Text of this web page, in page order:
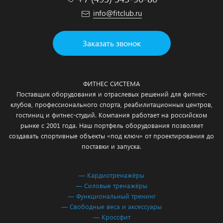
info@fitclub.ru
Заказать звонок
ФИТНЕС СИСТЕМА
Поставщик оборудования и отраслевых решений для фитнес-
клубов, профессионального спорта, реабилитационных центров,
гостиниц и фитнес-студий. Компания работает на российском
рынке с 2001 года. Наш портфель оборудования позволяет
создавать спортивные объекты «под ключ» от проектирования до
поставки и запуска.
— Кардиотренажёры
— Силовые тренажёры
— Функциональный тренинг
— Свободные веса и аксессуары
— Кроссфит